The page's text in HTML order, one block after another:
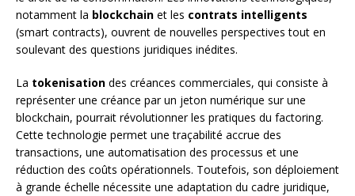
notamment la blockchain et les contrats intelligents
(smart contracts), ouvrent de nouvelles perspectives tout en
soulevant des questions juridiques inédites.
La tokenisation des créances commerciales, qui consiste à
représenter une créance par un jeton numérique sur une
blockchain, pourrait révolutionner les pratiques du factoring.
Cette technologie permet une traçabilité accrue des
transactions, une automatisation des processus et une
réduction des coûts opérationnels. Toutefois, son déploiement
à grande échelle nécessite une adaptation du cadre juridique,